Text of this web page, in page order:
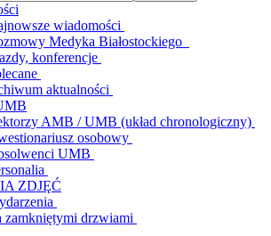
wiadomości
Medyka Białostockiego
konferencje
aktualności
AMB / UMB (układ chronologiczny)
osobowy
UMB
ZDJĘĆ
zamkniętymi drzwiami